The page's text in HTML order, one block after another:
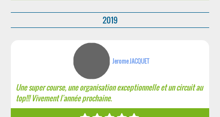
2019
Jerome JACQUET
Une super course, une organisation exceptionnelle et un circuit au
top!!! Vivement l'année prochaine.